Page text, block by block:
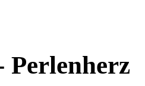
Perlenherz